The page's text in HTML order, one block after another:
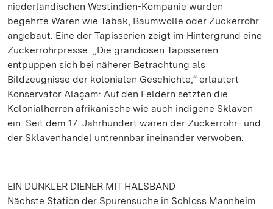
niederländischen Westindien-Kompanie wurden
begehrte Waren wie Tabak, Baumwolle oder Zuckerrohr
angebaut. Eine der Tapisserien zeigt im Hintergrund eine
Zuckerrohrpresse. „Die grandiosen Tapisserien
entpuppen sich bei näherer Betrachtung als
Bildzeugnisse der kolonialen Geschichte,“ erläutert
Konservator Alaçam: Auf den Feldern setzten die
Kolonialherren afrikanische wie auch indigene Sklaven
ein. Seit dem 17. Jahrhundert waren der Zuckerrohr- und
der Sklavenhandel untrennbar ineinander verwoben:
EIN DUNKLER DIENER MIT HALSBAND
Nächste Station der Spurensuche in Schloss Mannheim